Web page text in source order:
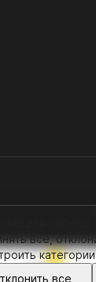
0
все,
все